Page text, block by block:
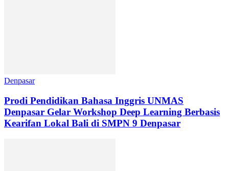
Denpasar
Prodi Pendidikan Bahasa Inggris UNMAS
Denpasar Gelar Workshop Deep Learning Berbasis
Kearifan Lokal Bali di SMPN 9 Denpasar